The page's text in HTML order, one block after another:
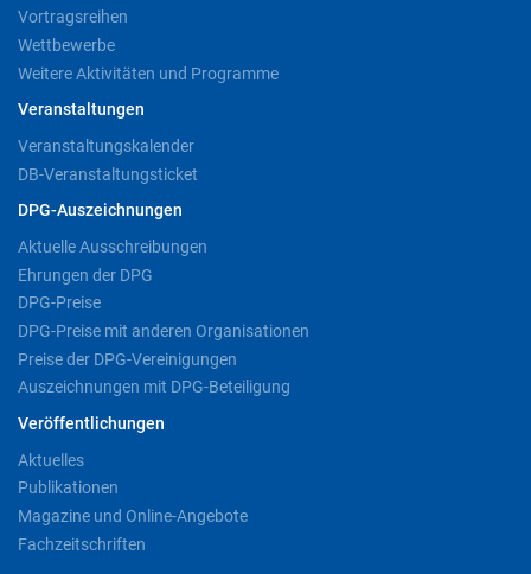
Vortragsreihen
Wettbewerbe
Weitere Aktivitäten und Programme
Veranstaltungen
Veranstaltungskalender
DB-Veranstaltungsticket
DPG-Auszeichnungen
Aktuelle Ausschreibungen
Ehrungen der DPG
DPG-Preise
DPG-Preise mit anderen Organisationen
Preise der DPG-Vereinigungen
Auszeichnungen mit DPG-Beteiligung
Veröffentlichungen
Aktuelles
Publikationen
Magazine und Online-Angebote
Fachzeitschriften